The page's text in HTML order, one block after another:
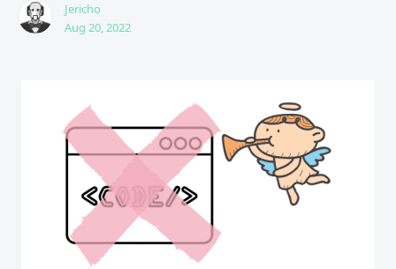
Jericho
Aug 20, 2022